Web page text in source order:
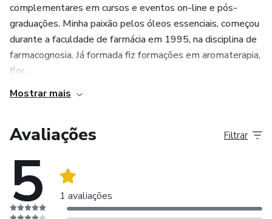
complementares em cursos e eventos on-line e pós-
graduações. Minha paixão pelos óleos essenciais, começou
durante a faculdade de farmácia em 1995, na disciplina de
farmacognosia. Já formada fiz formações em aromaterapia,
flor...
Mostrar mais
Avaliações
5 1 avaliações
Filtrar